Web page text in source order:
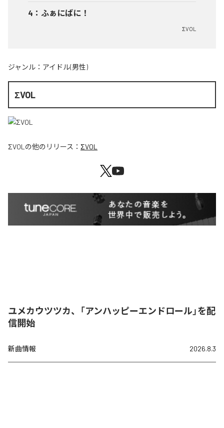
4 ： ふぁにばに！
ΣVOL
ジャンル： アイドル(男性)
ΣVOL
ΣVOL の他のリリース： ΣVOL
ユメカウツツカ、「アンハッピーエンドロール」を配
信開始
新曲情報 2026.8.3